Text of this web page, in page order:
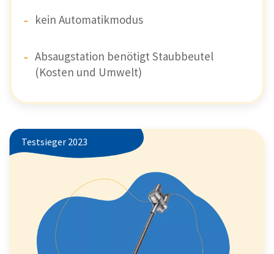
kein Automatikmodus
Absaugstation benötigt Staubbeutel
(Kosten und Umwelt)
Testsieger 2023